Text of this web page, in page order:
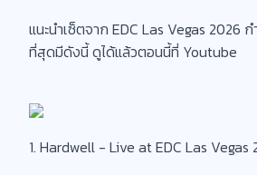
แนะนำเซ็ตจาก EDC Las Vegas 2026
ที่สุดมีดังนี้ ดูได้แล้วตอนนี้ที่ Youtube
1. Hardwell - Live at EDC Las Vegas